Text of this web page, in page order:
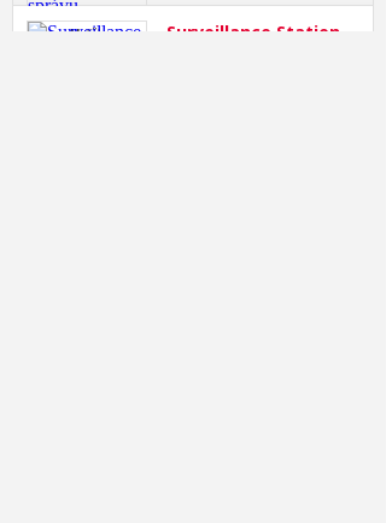
Surveillance Station
Roman Mališka